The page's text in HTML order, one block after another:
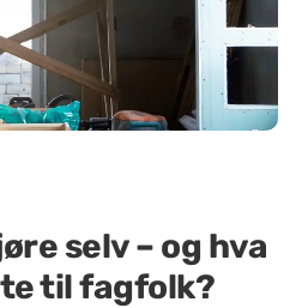
selv – og hva
til fagfolk?